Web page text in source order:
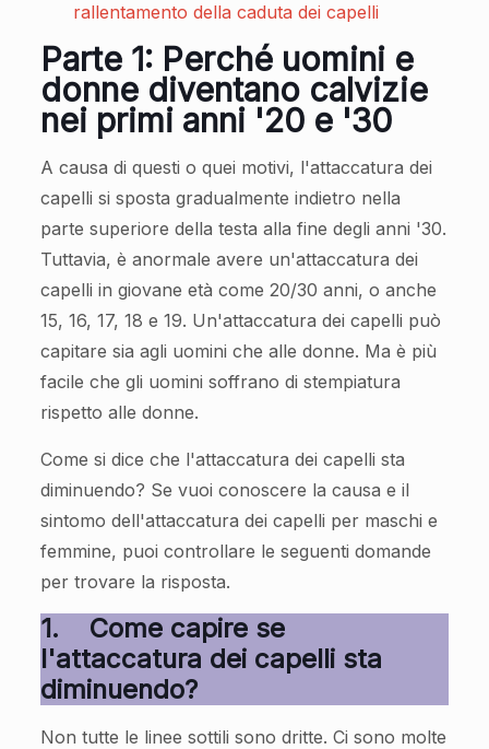
rallentamento della caduta dei capelli
Parte 1: Perché uomini e
donne diventano calvizie
nei primi anni '20 e '30
A causa di questi o quei motivi, l'attaccatura dei
capelli si sposta gradualmente indietro nella
parte superiore della testa alla fine degli anni '30.
Tuttavia, è anormale avere un'attaccatura dei
capelli in giovane età come 20/30 anni, o anche
15, 16, 17, 18 e 19. Un'attaccatura dei capelli può
capitare sia agli uomini che alle donne. Ma è più
facile che gli uomini soffrano di stempiatura
rispetto alle donne.
Come si dice che l'attaccatura dei capelli sta
diminuendo? Se vuoi conoscere la causa e il
sintomo dell'attaccatura dei capelli per maschi e
femmine, puoi controllare le seguenti domande
per trovare la risposta.
1. Come capire se
l'attaccatura dei capelli sta
diminuendo?
Non tutte le linee sottili sono dritte. Ci sono molte